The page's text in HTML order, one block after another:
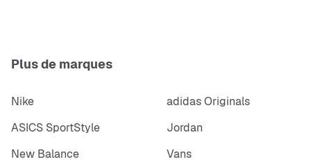
Plus de marques
Nike
adidas Originals
ASICS SportStyle
Jordan
New Balance
Vans